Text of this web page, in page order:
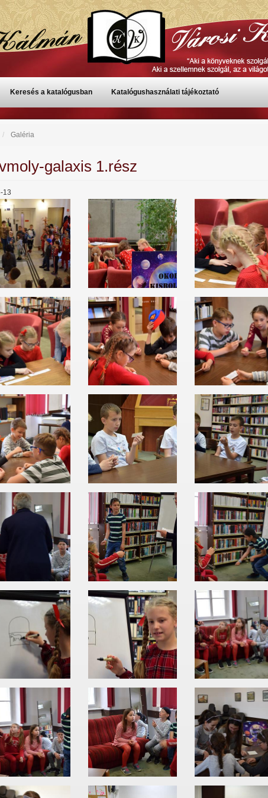
Keresés a katalógusban Katalógushasználati tájékoztató
Galéria
galaxis 1.rész
13